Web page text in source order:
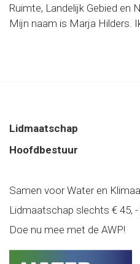
Ruimte, Landelijk Gebied en
Mijn naam is Marja Hilders.
Lidmaatschap
Hoofdbestuur
Samen voor Water en
Lidmaatschap slechts € 45, -
Doe nu mee met de AWP!